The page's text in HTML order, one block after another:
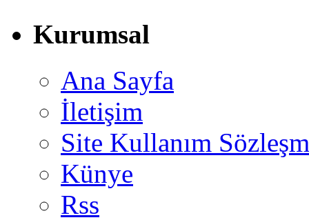
Kurumsal
Ana Sayfa
İletişim
Site Kullanım
Künye
Rss